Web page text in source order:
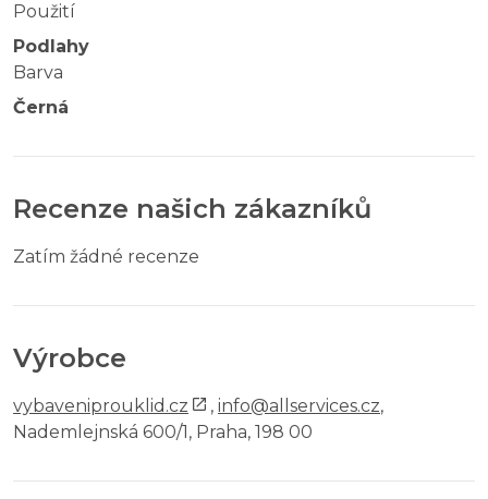
Použití
Podlahy
Barva
Černá
Recenze našich zákazníků
Zatím žádné recenze
Výrobce
vybaveniprouklid.cz , info@allservices.cz,
Nademlejnská 600/1, Praha, 198 00